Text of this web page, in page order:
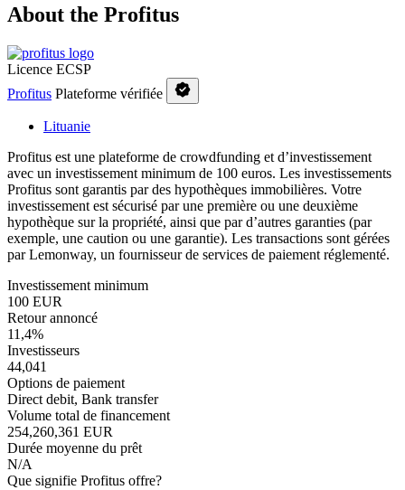
About the Profitus
Licence ECSP
Profitus Plateforme vérifiée
Lituanie
Profitus est une plateforme de crowdfunding et d’investissement
avec un investissement minimum de 100 euros. Les investissements
Profitus sont garantis par des hypothèques immobilières. Votre
investissement est sécurisé par une première ou une deuxième
hypothèque sur la propriété, ainsi que par d’autres garanties (par
exemple, une caution ou une garantie). Les transactions sont gérées
par Lemonway, un fournisseur de services de paiement réglementé.
Investissement minimum
100 EUR
Retour annoncé
11,4%
Investisseurs
44,041
Options de paiement
Direct debit, Bank transfer
Volume total de financement
254,260,361 EUR
Durée moyenne du prêt
N/A
Que signifie Profitus offre?